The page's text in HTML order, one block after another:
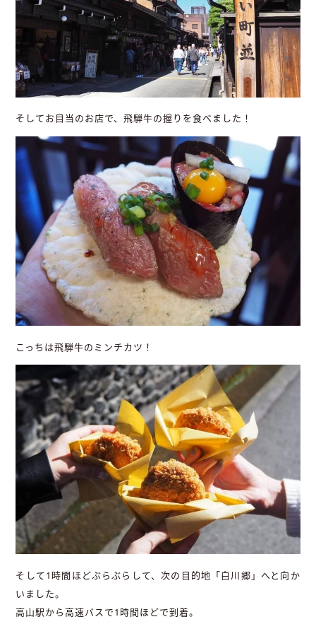
そしてお目当のお店で、飛騨牛の握りを食べました！
こっちは飛騨牛のミンチカツ！
そして1時間ほどぶらぶらして、次の目的地「白川郷」へと向か
いました。
高山駅から高速バスで1時間ほどで到着。